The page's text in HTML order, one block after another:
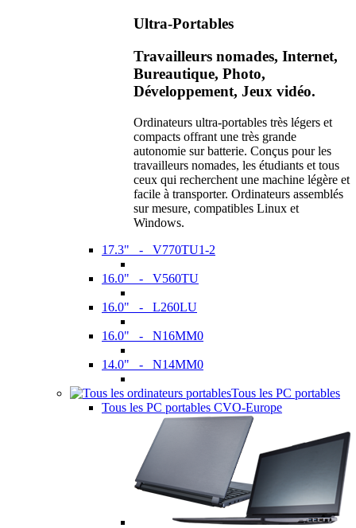
Ultra-Portables
Travailleurs nomades, Internet,
Bureautique, Photo,
Développement, Jeux vidéo.
Ordinateurs ultra-portables très légers et
compacts offrant une très grande
autonomie sur batterie. Conçus pour les
travailleurs nomades, les étudiants et tous
ceux qui recherchent une machine légère et
facile à transporter. Ordinateurs assemblés
sur mesure, compatibles Linux et
Windows.
17.3" - V770TU1-2
16.0" - V560TU
16.0" - L260LU
16.0" - N16MM0
14.0" - N14MM0
Tous les PC portables
Tous les PC portables CVO-Europe